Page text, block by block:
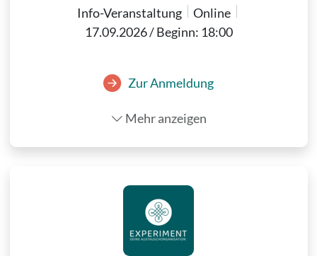
Info-Veranstaltung
Online
17.09.2026 / Beginn: 18:00
Zur Anmeldung
Mehr anzeigen